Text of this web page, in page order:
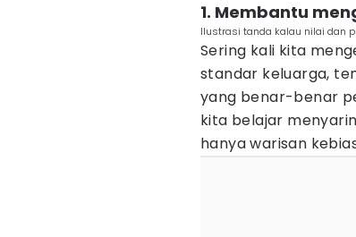
1. Membantu
Ilustrasi tanda kalau nilai dan
Sering kali kita
standar keluarga,
yang benar-benar
kita belajar
hanya warisan